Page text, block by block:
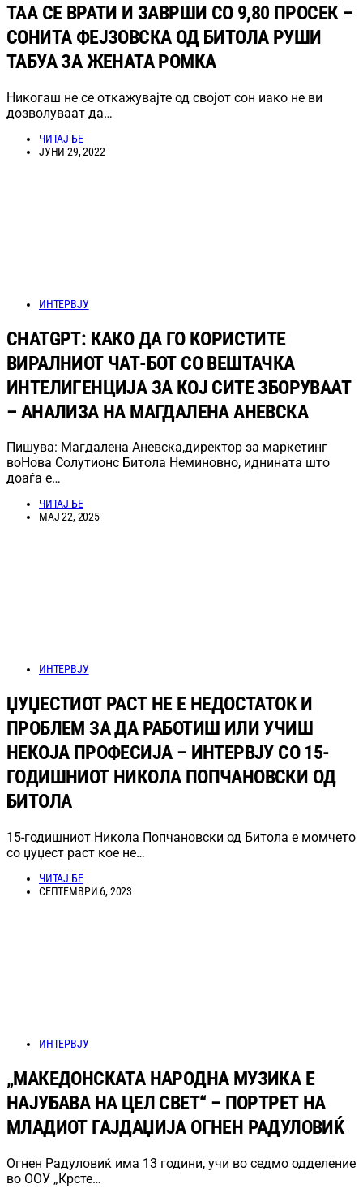
ТАА СЕ ВРАТИ И ЗАВРШИ СО 9,80 ПРОСЕК –
СОНИТА ФЕЈЗОВСКА ОД БИТОЛА РУШИ
ТАБУА ЗА ЖЕНАТА РОМКА
Никогаш не се откажувајте од својот сон иако не ви
дозволуваат да…
ЧИТАЈ БЕ
ЈУНИ 29, 2022
ИНТЕРВЈУ
CHATGPT: КАКО ДА ГО КОРИСТИТЕ
ВИРАЛНИОТ ЧАТ-БОТ СО ВЕШТАЧКА
ИНТЕЛИГЕНЦИЈА ЗА КОЈ СИТЕ ЗБОРУВААТ
– АНАЛИЗА НА МАГДАЛЕНА АНЕВСКА
Пишува: Магдалена Аневска,директор за маркетинг
воНова Солутионс Битола Неминовно, иднината што
доаѓа е…
ЧИТАЈ БЕ
МАЈ 22, 2025
ИНТЕРВЈУ
ЏУЏЕСТИОТ РАСТ НЕ Е НЕДОСТАТОК И
ПРОБЛЕМ ЗА ДА РАБОТИШ ИЛИ УЧИШ
НЕКОЈА ПРОФЕСИЈА – ИНТЕРВЈУ СО 15-
ГОДИШНИОТ НИКОЛА ПОПЧАНОВСКИ ОД
БИТОЛА
15-годишниот Никола Попчановски од Битола е момчето
со џуџест раст кое не…
ЧИТАЈ БЕ
СЕПТЕМВРИ 6, 2023
ИНТЕРВЈУ
„МАКЕДОНСКАТА НАРОДНА МУЗИКА Е
НАЈУБАВА НА ЦЕЛ СВЕТ“ – ПОРТРЕТ НА
МЛАДИОТ ГАЈДАЏИЈА ОГНЕН РАДУЛОВИЌ
Огнен Радуловиќ има 13 години, учи во седмо одделение
во ООУ „Крсте…